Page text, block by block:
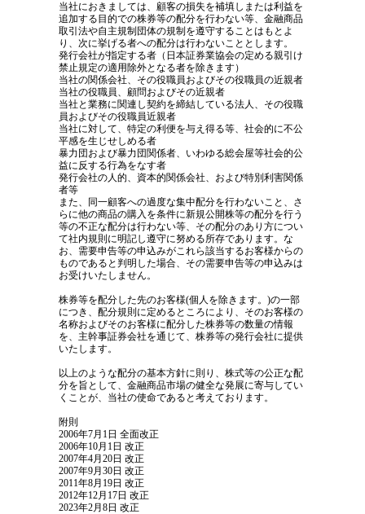
当社におきましては、顧客の損失を補填しまたは利益を
追加する目的での株券等の配分を行わない等、金融商品
取引法や自主規制団体の規制を遵守することはもとよ
り、次に挙げる者への配分は行わないこととします。
発行会社が指定する者（日本証券業協会の定める親引け
禁止規定の適用除外となる者を除きます）
当社の関係会社、その役職員およびその役職員の近親者
当社の役職員、顧問およびその近親者
当社と業務に関連し契約を締結している法人、その役職
員およびその役職員近親者
当社に対して、特定の利便を与え得る等、社会的に不公
平感を生じせしめる者
暴力団および暴力団関係者、いわゆる総会屋等社会的公
益に反する行為をなす者
発行会社の人的、資本的関係会社、および特別利害関係
者等
また、同一顧客への過度な集中配分を行わないこと、さ
らに他の商品の購入を条件に新規公開株等の配分を行う
等の不正な配分は行わない等、その配分のあり方につい
て社内規則に明記し遵守に努める所存であります。な
お、需要申告等の申込みがこれら該当するお客様からの
ものであると判明した場合、その需要申告等の申込みは
お受けいたしません。
株券等を配分した先のお客様(個人を除きます。)の一部
につき、配分規則に定めるところにより、そのお客様の
名称およびそのお客様に配分した株券等の数量の情報
を、主幹事証券会社を通じて、株券等の発行会社に提供
いたします。
以上のような配分の基本方針に則り、株式等の公正な配
分を旨として、金融商品市場の健全な発展に寄与してい
くことが、当社の使命であると考えております。
附則
2006年7月1日 全面改正
2006年10月1日 改正
2007年4月20日 改正
2007年9月30日 改正
2011年8月19日 改正
2012年12月17日 改正
2023年2月8日 改正